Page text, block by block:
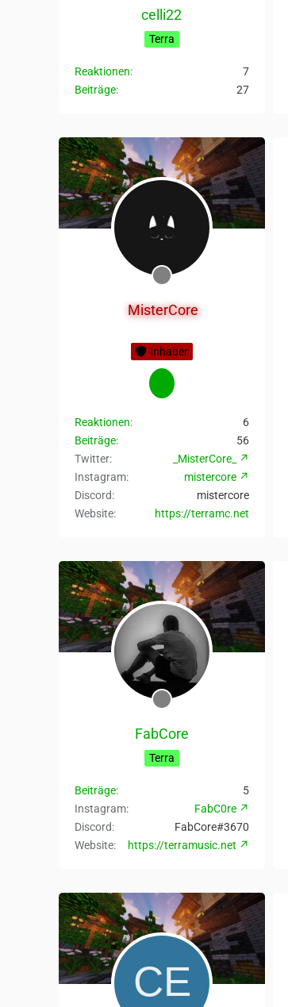
celli22
Terra
Reaktionen
7
Beiträge
27
MisterCore
Inhaber
Reaktionen
6
Beiträge
56
Twitter
_MisterCore_
Instagram
mistercore
Discord
mistercore
Website
https://terramc.net
FabCore
Terra
Beiträge
5
Instagram
FabC0re
Discord
FabCore#3670
Website
https://terramusic.net